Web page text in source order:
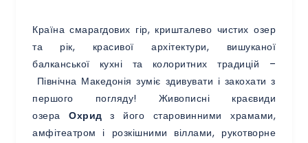
Країна смарагдових гір, кришталево чистих озер
та рік, красивої архітектури, вишуканої
балканської кухні та колоритних традицій –
Північна Македонія зуміє здивувати і закохати з
першого погляду! Живописні краєвиди
озера Охрид з його старовинними храмами,
амфітеатром і розкішними віллами, рукотворне